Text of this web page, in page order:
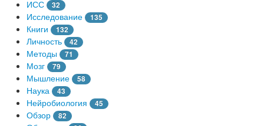
ИСС 32
Исследование 135
Книги 132
Личность 42
Методы 71
Мозг 79
Мышление 58
Наука 43
Нейробиология 45
Обзор 82